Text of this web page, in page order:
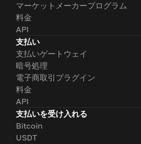
マーケットメーカープログラム
料金
API
支払い
支払いゲートウェイ
暗号処理
電子商取引プラグイン
料金
API
支払いを受け入れる
Bitcoin
USDT